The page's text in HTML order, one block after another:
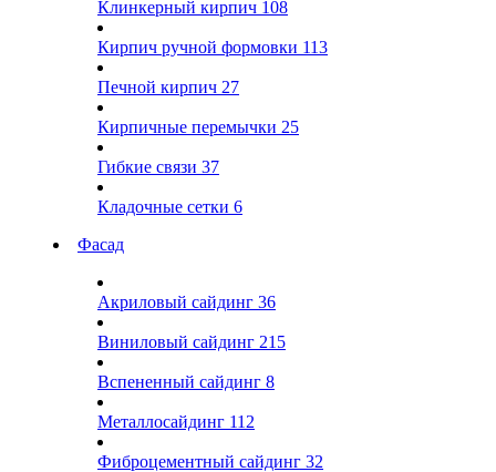
Клинкерный кирпич 108
Кирпич ручной формовки 113
Печной кирпич 27
Кирпичные перемычки 25
Гибкие связи 37
Кладочные сетки 6
Фасад
Акриловый сайдинг 36
Виниловый сайдинг 215
Вспененный сайдинг 8
Металлосайдинг 112
Фиброцементный сайдинг 32